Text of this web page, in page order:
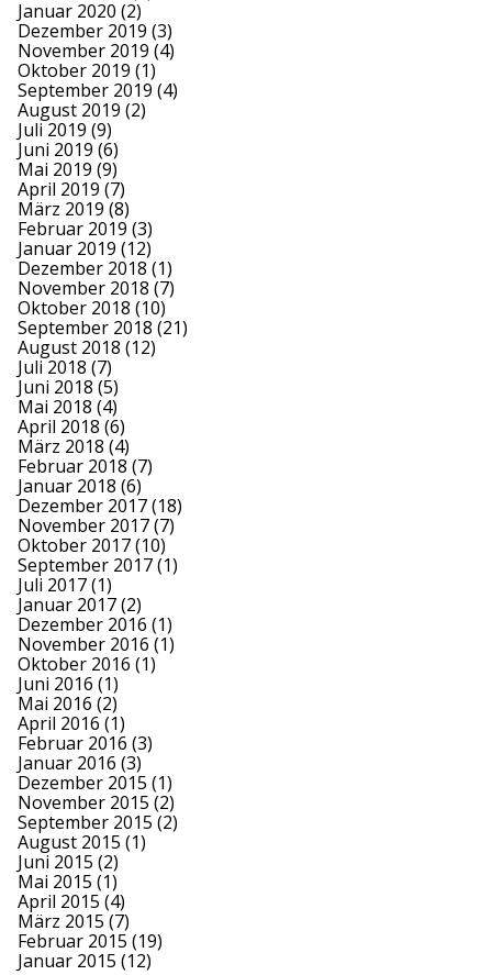
Januar 2020 (2)
Dezember 2019 (3)
November 2019 (4)
Oktober 2019 (1)
September 2019 (4)
August 2019 (2)
Juli 2019 (9)
Juni 2019 (6)
Mai 2019 (9)
April 2019 (7)
März 2019 (8)
Februar 2019 (3)
Januar 2019 (12)
Dezember 2018 (1)
November 2018 (7)
Oktober 2018 (10)
September 2018 (21)
August 2018 (12)
Juli 2018 (7)
Juni 2018 (5)
Mai 2018 (4)
April 2018 (6)
März 2018 (4)
Februar 2018 (7)
Januar 2018 (6)
Dezember 2017(18)
November 2017(7)
Oktober 2017(10)
September 2017(1)
Juli 2017(1)
Januar 2017(2)
Dezember 2016 (1)
November 2016 (1)
Oktober 2016 (1)
Juni 2016 (1)
Mai 2016 (2)
April 2016 (1)
Februar 2016 (3)
Januar 2016 (3)
Dezember 2015 (1)
November 2015 (2)
September 2015 (2)
August 2015 (1)
Juni 2015 (2)
Mai 2015 (1)
April 2015 (4)
März 2015 (7)
Februar 2015 (19)
Januar 2015 (12)